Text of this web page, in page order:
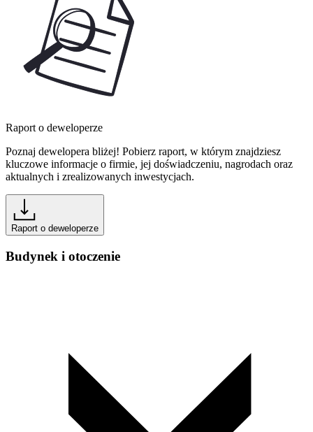
Raport o deweloperze
Poznaj dewelopera bliżej! Pobierz raport, w którym znajdziesz
kluczowe informacje o firmie, jej doświadczeniu, nagrodach oraz
aktualnych i zrealizowanych inwestycjach.
Raport o deweloperze
Budynek i otoczenie